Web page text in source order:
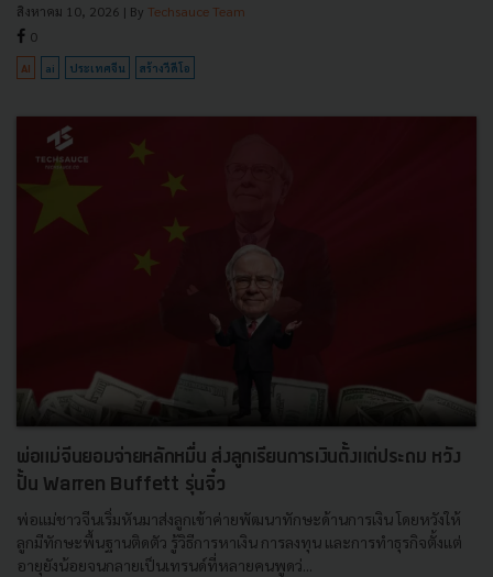
สิงหาคม 10, 2026 | By Techsauce Team
0
AI ai ประเทศจีน สร้างวีดีโอ
พ่อแม่จีนยอมจ่ายหลักหมื่น ส่งลูกเรียนการเงินตั้งแต่ประถม หวัง
ปั้น Warren Buffett รุ่นจิ๋ว
พ่อแม่ชาวจีนเริ่มหันมาส่งลูกเข้าค่ายพัฒนาทักษะด้านการเงิน โดยหวังให้
ลูกมีทักษะพื้นฐานติดตัว รู้วิธีการหาเงิน การลงทุน และการทำธุรกิจตั้งแต่
อายุยังน้อยจนกลายเป็นเทรนด์ที่หลายคนพูดว่...